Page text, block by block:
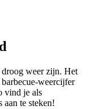
droog weer zijn. Het
weercijfer
vind je als
aan te steken!